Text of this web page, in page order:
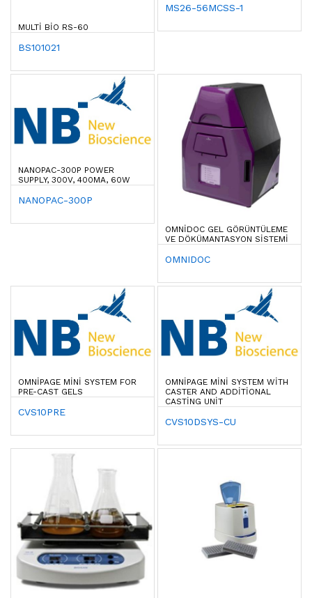
MULTI BIO RS-60
BS101021
MS26-56MCSS-1
NANOPAC-300P POWER
SUPPLY, 300V, 400MA, 60W
NANOPAC-300P
OMNIDOC GEL GÖRÜNTÜLEME
VE DÖKÜMANTASYON SISTEMI
OMNIDOC
OMNIPAGE MINI SYSTEM FOR
PRE-CAST GELS
CVS10PRE
OMNIPAGE MINI SYSTEM WITH
CASTER AND ADDITIONAL
CASTING UNIT
CVS10DSYS-CU